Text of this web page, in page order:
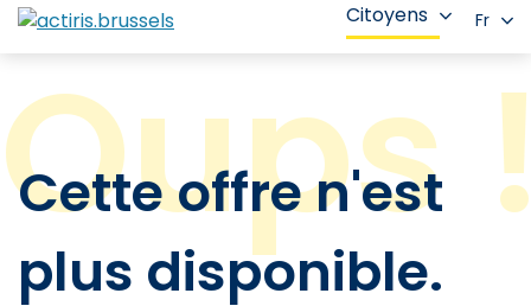
Citoyens Fr
Cette offre n'est
plus disponible.